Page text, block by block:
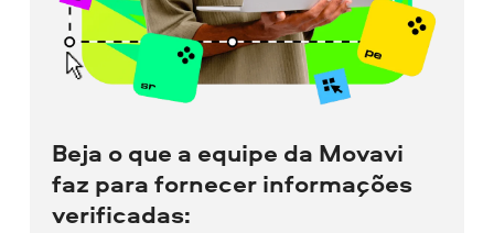
Beja o que a equipe da Movavi
faz para fornecer informações
verificadas: